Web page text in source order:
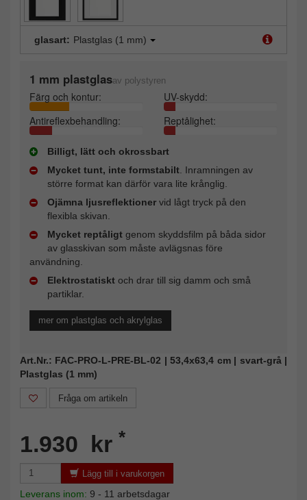
glasart: Plastglas (1 mm)
1 mm plastglasav polystyren
Färg och kontur:
UV-skydd:
Antireflexbehandling:
Reptålighet:
Billigt, lätt och okrossbart
Mycket tunt, inte formstabilt . Inramningen av
större format kan därför vara lite krånglig.
Ojämna ljusreflektioner vid lågt tryck på den
flexibla skivan.
Mycket reptåligt genom skyddsfilm på båda sidor
av glasskivan som måste avlägsnas före
användning.
Elektrostatiskt och drar till sig damm och små
partiklar.
mer om plastglas och akrylglas
Art.Nr.: FAC-PRO-L-PRE-BL-02 | 53,4x63,4 cm | svart-grå |
Plastglas (1 mm)
Fråga om artikeln
1.930 kr *
Lägg till i varukorgen
Leverans inom: 9 - 11 arbetsdagar